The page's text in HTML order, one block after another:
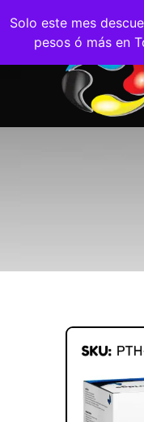
Solo este mes
pesos ó más en